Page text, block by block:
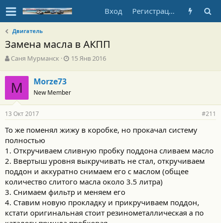
Вход Регистрация
Двигатель
Замена масла в АКПП
А
т
о
р
т
е
м
ы
Саня Мурманск
Д
н
а
л
15 Янв 2016
M Morze73
New Member
13 Окт 2017 #211
То же поменял жижу в коробке, но прокачал систему
полностью
1. Откручиваем сливную пробку поддона сливаем масло
2. Ввертыш уровня выкручивать не стал, откручиваем
поддон и аккуратно снимаем его с маслом (общее
количество слитого масла около 3.5 литра)
3. Снимаем фильтр и меняем его
4. Ставим новую прокладку и прикручиваем поддон,
кстати оригинальная стоит резинометаллическая а по